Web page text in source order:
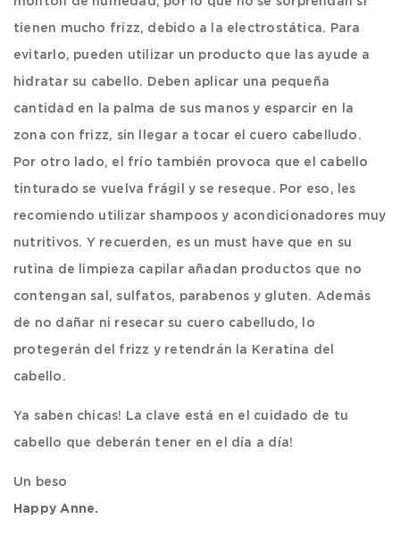
tienen mucho frizz, debido a la electrostática. Para
evitarlo, pueden utilizar un producto que las ayude a
hidratar su cabello. Deben aplicar una pequeña
cantidad en la palma de sus manos y esparcir en la
zona con frizz, sin llegar a tocar el cuero cabelludo.
Por otro lado, el frío también provoca que el cabello
tinturado se vuelva frágil y se reseque. Por eso, les
recomiendo utilizar shampoos y acondicionadores muy
nutritivos. Y recuerden, es un must have que en su
rutina de limpieza capilar añadan productos que no
contengan sal, sulfatos, parabenos y gluten. Además
de no dañar ni resecar su cuero cabelludo, lo
protegerán del frizz y retendrán la Keratina del
cabello.
Ya saben chicas! La clave está en el cuidado de tu
cabello que deberán tener en el día a día!
Un beso
Happy Anne.